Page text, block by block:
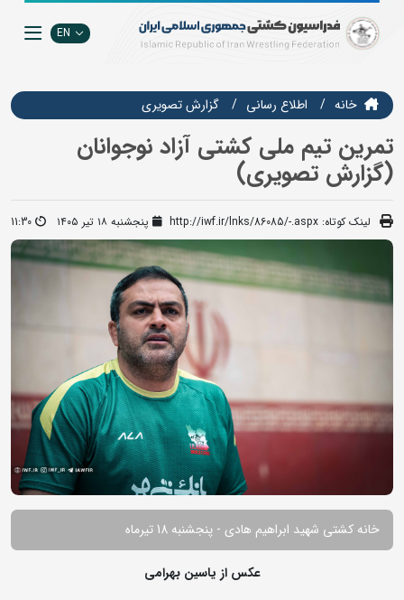
EN
خانه اطلاع رسانی گزارش تصويري
تمرین تیم ملی کشتی آزاد نوجوانان
(گزارش تصویری)
لینک کوتاه: http://iwf.ir/lnks/86085/-.aspx پنجشنبه ۱۸ تیر ۱۴۰۵ 11:30
خانه کشتی شهید ابراهیم هادی - پنجشنبه 18 تیرماه
عکس از یاسین بهرامی